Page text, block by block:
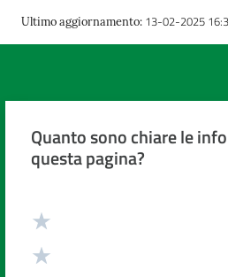
Ultimo aggiornamento: 13-02-2025
Quanto sono chiare le
questa pagina?